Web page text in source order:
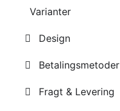
Varianter
Design
Betalingsmetoder
Fragt & Levering